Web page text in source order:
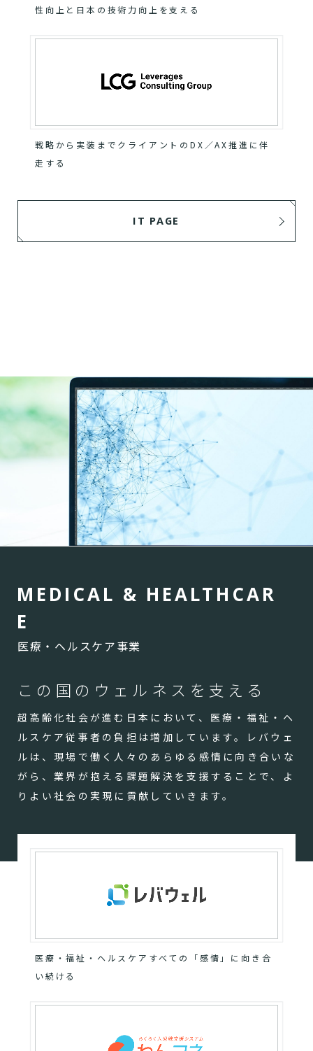
性向上と日本の技術力向上を支える
戦略から実装までクライアントのDX／AX推進に伴
走する
IT PAGE
M EDI CAL & H EALTH CAR
E
医療・ヘルスケア事業
この国のウェルネスを支える
超高齢化社会が進む日本において、医療・福祉・ヘ
ルスケア従事者の負担は増加しています。レバウェ
ルは、現場で働く人々のあらゆる感情に向き合いな
がら、業界が抱える課題解決を支援することで、よ
りよい社会の実現に貢献していきます。
医療・福祉・ヘルスケアすべての「感情」に向き合
い続ける